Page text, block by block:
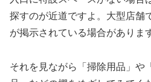
探すのが近道ですよ。大型店舗
が掲示されている場合がありま
それを見ながら「掃除用品」や